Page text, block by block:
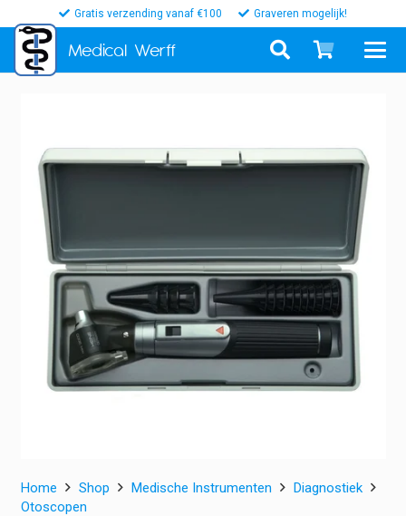
Gratis verzending vanaf €100 Graveren mogelijk!
Medical Werff
Home Shop Medische Instrumenten
Diagnostiek
Otoscopen